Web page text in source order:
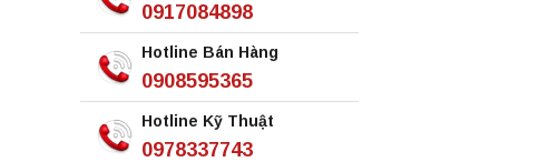
0917084898
Hotline Bán Hàng
0908595365
Hotline Kỹ Thuật
0978337743